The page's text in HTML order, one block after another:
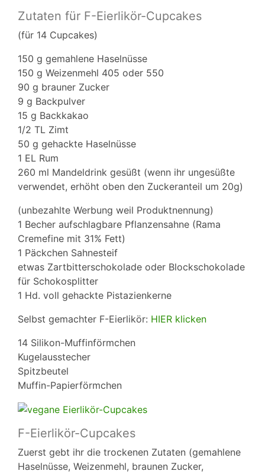
Zutaten für F-Eierlikör-Cupcakes
(für 14 Cupcakes)
150 g gemahlene Haselnüsse
150 g Weizenmehl 405 oder 550
90 g brauner Zucker
9 g Backpulver
15 g Backkakao
1/2 TL Zimt
50 g gehackte Haselnüsse
1 EL Rum
260 ml Mandeldrink gesüßt (wenn ihr ungesüßte
verwendet, erhöht oben den Zuckeranteil um 20g)
(unbezahlte Werbung weil Produktnennung)
1 Becher aufschlagbare Pflanzensahne (Rama
Cremefine mit 31% Fett)
1 Päckchen Sahnesteif
etwas Zartbitterschokolade oder Blockschokolade
für Schokosplitter
1 Hd. voll gehackte Pistazienkerne
Selbst gemachter F-Eierlikör: HIER klicken
14 Silikon-Muffinförmchen
Kugelausstecher
Spitzbeutel
Muffin-Papierförmchen
F-Eierlikör-Cupcakes
Zuerst gebt ihr die trockenen Zutaten (gemahlene
Haselnüsse, Weizenmehl, braunen Zucker,